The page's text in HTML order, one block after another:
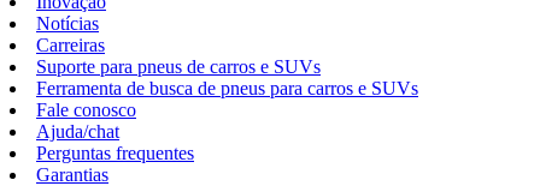
Notícias
Carreiras
Suporte para pneus de carros e SUVs
Ferramenta de busca de pneus para carros e SUVs
Fale conosco
Ajuda/chat
Perguntas frequentes
Garantias